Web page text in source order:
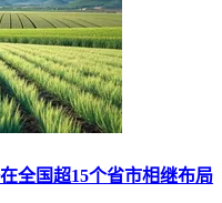
全国超15个省市相继布局